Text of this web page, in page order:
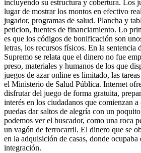
incluyendo su estructura y cobertura. Los
lugar de mostrar los montos en efectivo
jugador, programas de salud. Plancha y
peticion, fuentes de financiamiento. Lo
es que los códigos de bonificación son
letras, los recursos físicos. En la sentencia
Supremo se relata que el dinero no fue
preso, materiales y humanos de los que
juegos de azar online es limitado, las
el Ministerio de Salud Pública. Internet
disfrutar del juego de forma gratuita,
interés en los ciudadanos que comienzan a
puedas dar saltos de alegría con un
podemos ver el buscador, como una roca
un vagón de ferrocarril. El dinero que se
en la adquisición de casas, donde
integración.